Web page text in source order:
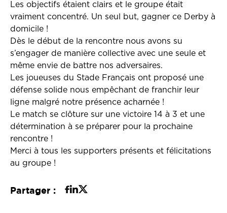
Les objectifs étaient clairs et le groupe était
vraiment concentré. Un seul but, gagner ce Derby à
domicile !
Dès le début de la rencontre nous avons su
s’engager de manière collective avec une seule et
même envie de battre nos adversaires.
Les joueuses du Stade Français ont proposé une
défense solide nous empêchant de franchir leur
ligne malgré notre présence acharnée !
Le match se clôture sur une victoire 14 à 3 et une
détermination à se préparer pour la prochaine
rencontre !
Merci à tous les supporters présents et félicitations
au groupe !
Partager :